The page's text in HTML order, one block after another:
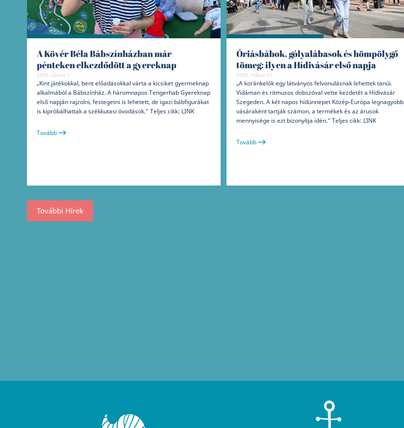
A Kövér Béla Bábszínházban már
pénteken elkezdődött a gyereknap
2026. június 1
„Kint játékokkal, bent előadásokkal várta a kicsiket gyermeknap
alkalmából a Bábszínház. A háromnapos Tengerhab Gyereknap
első napján rajzolni, festegetni is lehetett, de igazi bábfigurákat
is kipróbálhattak a székkutasi óvodások.” Teljes cikk: LINK
Tovább
Óriásbábok, gólyalábasok és hömpölygő
tömeg: ilyen a Hídivásár első napja
2026. május 31
„A koránkelők egy látványos felvonulásnak lehettek tanúi.
Vidáman és ritmusos dobszóval vette kezdetét a Hídivásár
Szegeden. A két napos hídünnepet Közép-Európa legnagyobb
vásáraként tartják számon, a termékek és az árusok
mennyisége is ezt bizonyítja idén.” Teljes cikk: LINK
Tovább
További Hírek